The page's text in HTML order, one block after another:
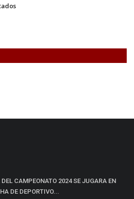
CAMPEONATO 2024 SE JUGARA EN
DE DEPORTIVO...